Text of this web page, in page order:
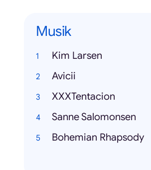
Musik
Kim Larsen
Avicii
XXXTentacion
Sanne Salomonsen
Bohemian Rhapsody